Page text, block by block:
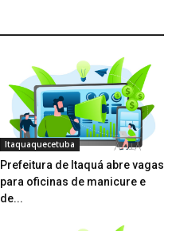
Itaquaquecetuba
Prefeitura de Itaquá abre vagas
para oficinas de manicure e
de...